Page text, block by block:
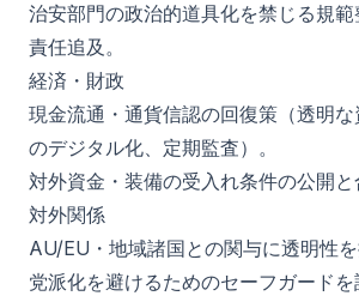
治安部門の政治的道具化を禁じる規
責任追及。
経済・財政
現金流通・通貨信認の回復策（透明
のデジタル化、定期監査）。
対外資金・装備の受入れ条件の公開と
対外関係
AU/EU・地域諸国との関与に透明性
党派化を避けるためのセーフガードを